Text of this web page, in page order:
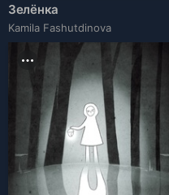
Зелёнка
Kamila Fashutdinova